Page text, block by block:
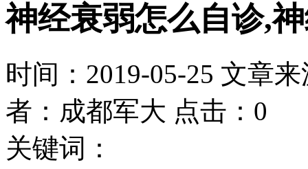
神经衰弱怎么自诊,
时间：2019-05-25 文章
者：成都军大 点击：0
关键词：